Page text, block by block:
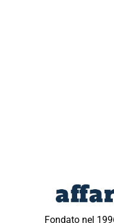
Fondato nel